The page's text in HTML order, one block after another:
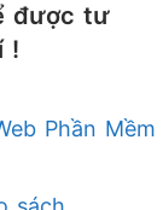
được tư
!
Phần Mềm